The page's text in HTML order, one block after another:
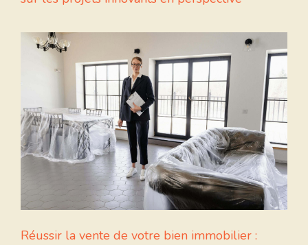
Réussir la vente de votre bien immobilier :